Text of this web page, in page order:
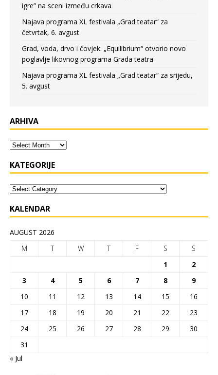
igre” na sceni između crkava
Najava programa XL festivala „Grad teatar“ za
četvrtak, 6. avgust
Grad, voda, drvo i čovjek: „Equilibrium“ otvorio novo
poglavlje likovnog programa Grada teatra
Najava programa XL festivala „Grad teatar“ za srijedu,
5. avgust
ARHIVA
KATEGORIJE
KALENDAR
AUGUST 2026
M
T W T F S
S
1
2
3
4 5 6 7 8
9
10
11 12 13 14 15
16
17
18 19 20 21 22
23
24
25 26 27 28 29
30
31
« Jul